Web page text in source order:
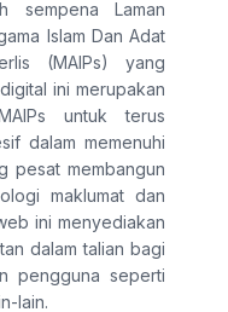
sempena Laman
Islam Dan Adat
(MAIPs) yang
ini merupakan
untuk terus
dalam memenuhi
pesat membangun
maklumat dan
ini menyediakan
dalam talian bagi
pengguna seperti
lain.